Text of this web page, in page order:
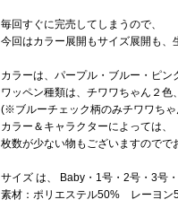
毎回すぐに完売してしまうので、
今回はカラー展開もサイズ展開も
カラーは、パープル・ブルー・ピン
ワッペン種類は、チワワちゃん２
(※ブルーチェック柄のみチワワち
カラー＆キャラクターによっては、
枚数が少ない物もございますのでで
サイズ は、 Baby・1号・2号・3号
素材：ポリエステル50% レーヨン